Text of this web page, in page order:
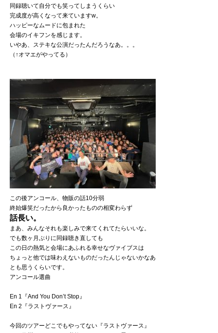
同録聴いて自分でも笑ってしまうくらい
完成度が高くなって来ていますw。
ハッピーなムードに包まれた
会場のイキフンを感じます。
いやあ、ステキな公演だったんだろうなあ。。。
（↑オマエがやってる）
この後アンコール、物販の話10分弱
終始爆笑だったから良かったものの相変わらず
話長い。
まあ、みんなそれも楽しみで来てくれてたらいいな。
でも数ヶ月ぶりに同録聴き直しても
この日の熱気と会場にあふれる幸せなヴァイブスは
ちょっと他では味わえないものだったんじゃないかなあ
とも思うくらいです。
アンコール選曲
En 1『And You Don’t Stop』
En 2『ラストヴァース』
今回のツアーどこでもやってない『ラストヴァース』